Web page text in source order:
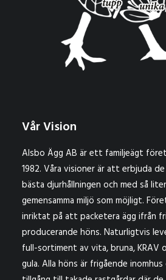
Vår Vision
Alsbo Ägg AB är ett familjeägt
1982. Våra visioner är att erbjuda
bästa djurhållningen och med så
gemensamma miljö som möjligt.
inriktat på att packetera ägg ifrån
producerande höns. Naturligtvis
full-sortiment av vita, bruna, KRAV
gula. Alla höns är frigående